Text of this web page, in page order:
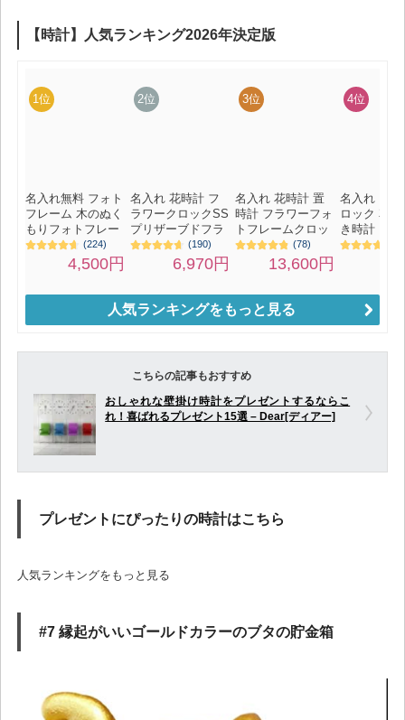
人気ランキングをもっと見る
こちらの記事もおすすめ
おしゃれな壁掛け時計をプレゼントするならこ
れ！喜ばれるプレゼント15選 – Dear[ディアー]
プレゼントにぴったりの時計はこちら
人気ランキングをもっと見る
#7 縁起がいいゴールドカラーのブタの貯金箱